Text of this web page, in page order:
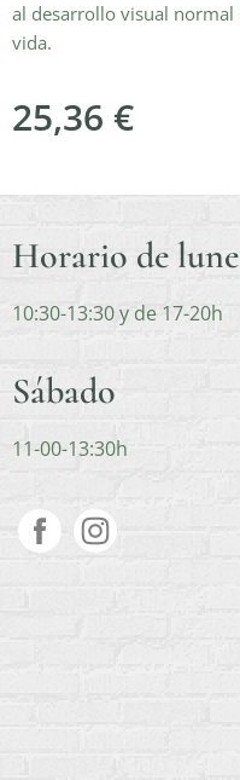
al desarrollo visual normal
vida.
25,36 €
Horario de
10:30-13:30 y de 17-20h
Sábado
11-00-13:30h